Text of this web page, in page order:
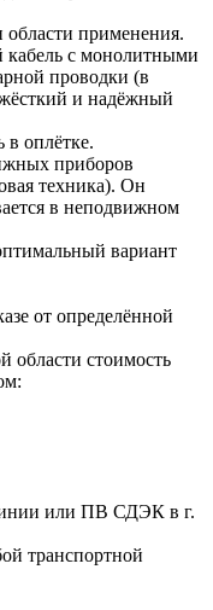
применения.
с монолитными
проводки (в
и надёжный
оплётке.
приборов
техника). Он
в неподвижном
вариант
от определённой
области стоимость
или ПВ СДЭК в г.
транспортной